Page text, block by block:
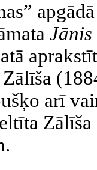
arī